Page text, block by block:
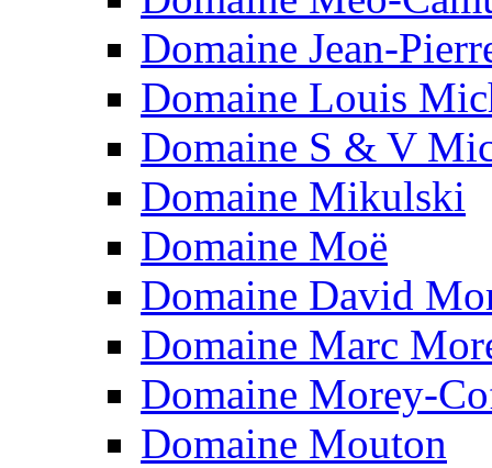
Domaine Jean-
Domaine Louis
Domaine S & V
Domaine Mikulski
Domaine Moë
Domaine David
Domaine Marc
Domaine Morey-
Domaine Mouton